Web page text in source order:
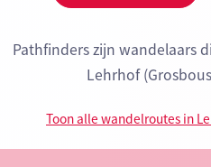
Pathfinders zijn wandelaars
Lehrhof
Toon alle wandelroutes in